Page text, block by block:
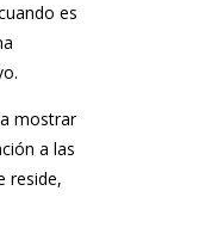
es
mostrar
a las
reside,